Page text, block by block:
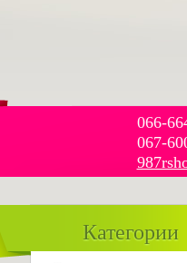
066-
067-
Категории